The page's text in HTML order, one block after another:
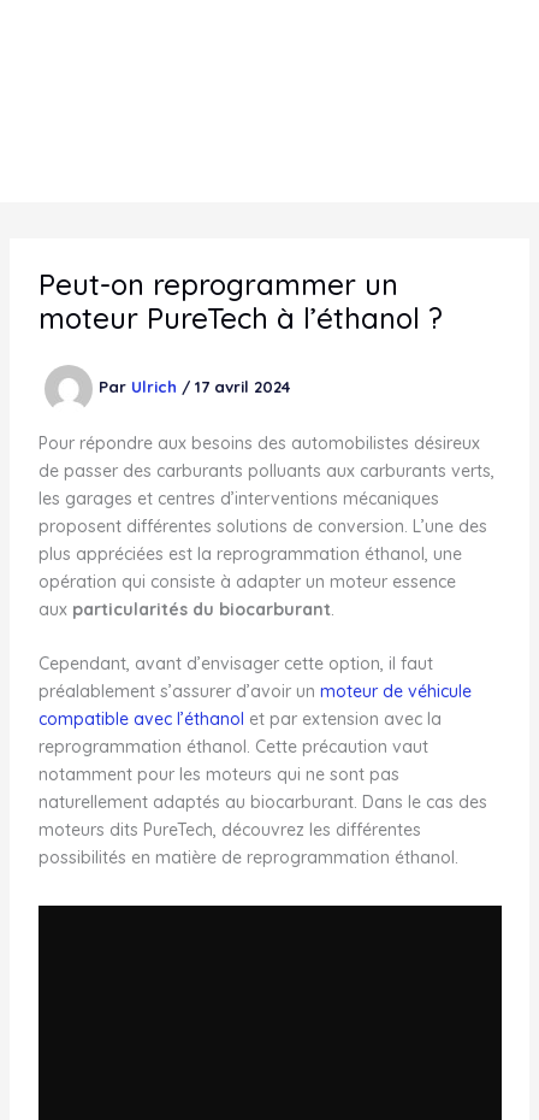
Peut-on reprogrammer un
moteur PureTech à l’éthanol ?
Par Ulrich / 17 avril 2024
Pour répondre aux besoins des automobilistes désireux
de passer des carburants polluants aux carburants verts,
les garages et centres d’interventions mécaniques
proposent différentes solutions de conversion. L’une des
plus appréciées est la reprogrammation éthanol, une
opération qui consiste à adapter un moteur essence
aux particularités du biocarburant.
Cependant, avant d’envisager cette option, il faut
préalablement s’assurer d’avoir un moteur de véhicule
compatible avec l’éthanol et par extension avec la
reprogrammation éthanol. Cette précaution vaut
notamment pour les moteurs qui ne sont pas
naturellement adaptés au biocarburant. Dans le cas des
moteurs dits PureTech, découvrez les différentes
possibilités en matière de reprogrammation éthanol.